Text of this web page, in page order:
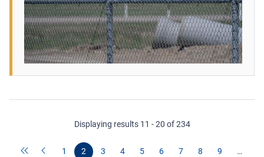
Displaying results 11 - 20 of 234
1 2 3 4 5 6 7 8 9 …